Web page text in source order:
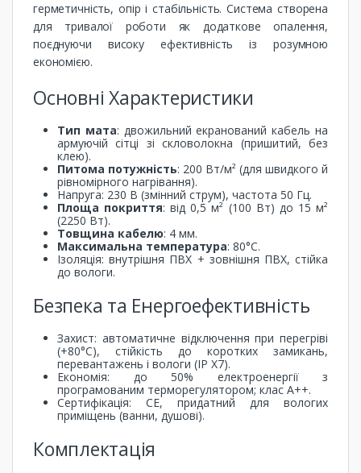
герметичність, опір і стабільність. Система створена
для тривалої роботи як додаткове опалення,
поєднуючи високу ефективність із розумною
економією.
Основні Характеристики
Тип мата: двожильний екранований кабель на
армуючій сітці зі скловолокна (пришитий, без
клею).
Питома потужність: 200 Вт/м² (для швидкого й
рівномірного нагрівання).
Напруга: 230 В (змінний струм), частота 50 Гц.
Площа покриття: від 0,5 м² (100 Вт) до 15 м²
(2250 Вт).
Товщина кабелю: 4 мм.
Максимальна температура: 80°C.
Ізоляція: внутрішня ПВХ + зовнішня ПВХ, стійка
до вологи.
Безпека та Енергоефективність
Захист: автоматичне відключення при перегріві
(+80°C), стійкість до коротких замикань,
перевантажень і вологи (IP X7).
Економія: до 50% електроенергії з
програмованим терморегулятором; клас A++.
Сертифікація: CE, придатний для вологих
приміщень (ванни, душові).
Комплектація